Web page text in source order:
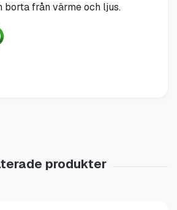
borta från värme och ljus.